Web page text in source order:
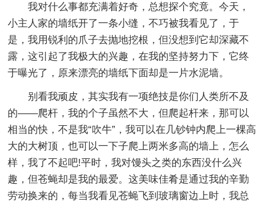
我对什么事都充满着好奇，总想探个究竟。今天，
小主人家的墙纸开了一条小缝，不巧被我看见了，于
是，我用锐利的爪子去抛地挖根，但没想到它却深藏不
露，这引起了我极大的兴趣，在我的坚持努力下，它终
于曝光了，原来漂亮的墙纸下面却是一片水泥墙。
别看我顽皮，其实我有一项绝技是你们人类所不及
的——爬杆，我的个子虽然不大，但爬起杆来，那可以
相当的快，不是我“吹牛”，我可以在几钞钟内爬上一棵高
大的大树顶，也可以一下子爬上两米多高的墙上，怎么
样，我了不起吧!平时，我对馒头之类的东西没什么兴
趣，但苍蝇却是我的最爱。这美味佳肴是通过我的辛勤
劳动换来的，每当我看见苍蝇飞到玻璃窗边上时，我总